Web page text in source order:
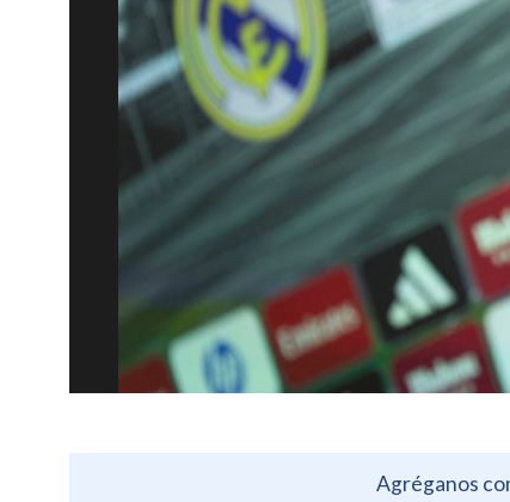
Agréganos